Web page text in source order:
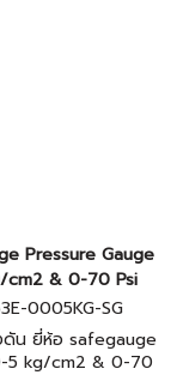
Pressure Gauge
cm2 & 0-70 Psi
0005KG-SG
ดัน ยี่ห้อ safegauge
5 kg/cm2 & 0-70